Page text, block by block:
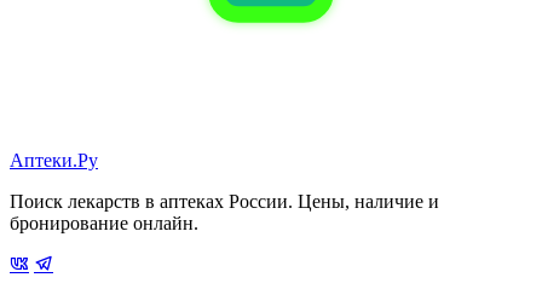
Аптеки.Ру
Поиск лекарств в аптеках России. Цены, наличие и
бронирование онлайн.